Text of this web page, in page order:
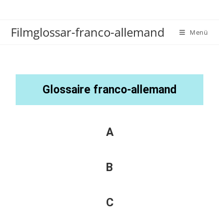
Filmglossar-franco-allemand Menü
Glossaire franco-allemand
A
B
C